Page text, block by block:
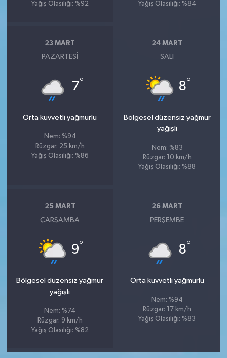
Yağış Olasılığı: %92
Yağış Olasılığı: %84
23 MART
PAZARTESI
7°
Orta kuvvetli yağmurlu
Nem: %94
Rüzgar: 25 km/h
Yağış Olasılığı: %86
24 MART
SALI
8°
Bölgesel düzensiz yağmur
yağışlı
Nem: %83
Rüzgar: 10 km/h
Yağış Olasılığı: %88
25 MART
ÇARŞAMBA
9°
Bölgesel düzensiz yağmur
yağışlı
Nem: %74
Rüzgar: 9 km/h
Yağış Olasılığı: %82
26 MART
PERŞEMBE
8°
Orta kuvvetli yağmurlu
Nem: %94
Rüzgar: 17 km/h
Yağış Olasılığı: %83